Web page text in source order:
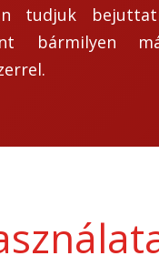
tudjuk
bármilyen